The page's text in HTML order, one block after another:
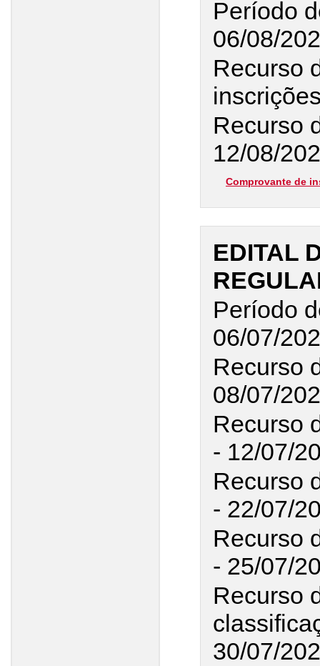
Período
06/08/
Recurso
Recurso
12/08/
Comprovante de
EDITAL
Período
06/07/
Recurso
08/07/
Recurso
- 12/07/
Recurso
- 22/07/
Recurso
- 25/07/
Recurso
30/07/